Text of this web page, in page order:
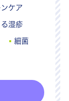
ンケア
湿疹
細菌